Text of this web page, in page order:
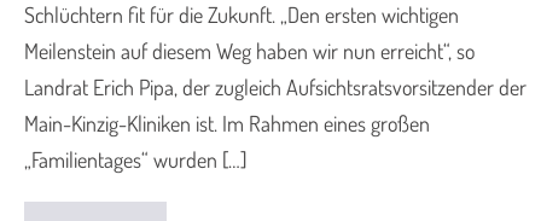
Schlüchtern fit für die Zukunft. „Den ersten wichtigen
Meilenstein auf diesem Weg haben wir nun erreicht“, so
Landrat Erich Pipa, der zugleich Aufsichtsratsvorsitzender der
Main-Kinzig-Kliniken ist. Im Rahmen eines großen
„Familientages“ wurden […]